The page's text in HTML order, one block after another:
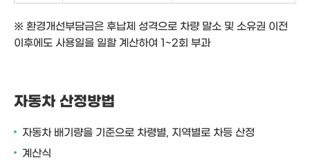
※ 환경개선부담금은 후납제 성격으로 차량 말소 및 소유권 이전
이후에도 사용일을 일할 계산하여 1~2회 부과
자동차 산정방법
자동차 배기량을 기준으로 차령별, 지역별로 차등 산정
계산식